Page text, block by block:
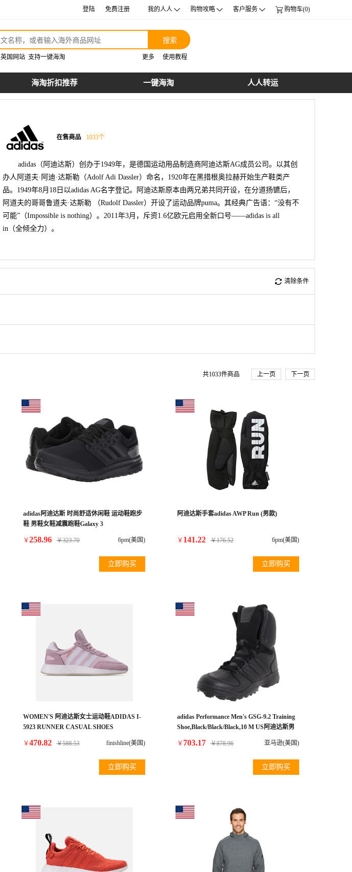
登陆 免费注册 我的人人 购物攻略 客户服务 购物车(0)
搜索
英国网站 支持一键海淘 更多 使用教程
海淘折扣推荐 一键海淘 人人转运
在售商品 1033个
adidas（阿迪达斯）创办于1949年，是德国运动用品制造商阿迪达斯AG成员公司。以其创
办人阿道夫·阿迪·达斯勒（Adolf Adi Dassler）命名，1920年在黑措根奥拉赫开始生产鞋类产
品。1949年8月18日以adidas AG名字登记。阿迪达斯原本由两兄弟共同开设，在分道扬镳后，
阿道夫的哥哥鲁道夫·达斯勒 （Rudolf Dassler）开设了运动品牌puma。其经典广告语：“没有不
可能”（Impossible is nothing）。2011年3月，斥资1.6亿欧元启用全新口号——adidas is all
in（全倾全力）。
清除条件
共1033件商品 上一页 下一页
adidas阿迪达斯 时尚舒适休闲鞋 运动鞋跑步
鞋 男鞋女鞋减震跑鞋Galaxy 3
￥258.96 ￥323.70 6pm(美国)
立即购买
阿迪达斯手套adidas AWP Run (男款)
￥ 141.22 ￥176.52 6pm(美国)
立即购买
WOMEN'S 阿迪达斯女士运动鞋ADIDAS I-
5923 RUNNER CASUAL SHOES
￥470.82 ￥588.53 finishline(美国)
立即购买
adidas Performance Men's GSG-9.2 Training
Shoe,Black/Black/Black,10 M US阿迪达斯男
￥ 703.17 ￥878.96 亚马逊(美国)
立即购买